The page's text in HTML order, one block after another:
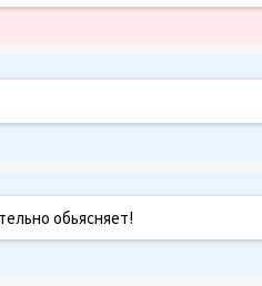
обьясняет!